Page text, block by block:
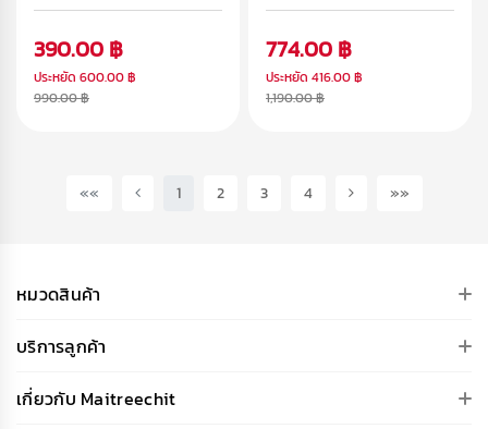
390.00 ฿
ประหยัด 600.00 ฿
990.00 ฿
774.00 ฿
ประหยัด 416.00 ฿
1,190.00 ฿
«« 1(current)
2 3 4 »»
หมวดสินค้า
บริการลูกค้า
เกี่ยวกับ Maitreechit